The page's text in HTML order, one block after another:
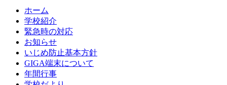
ホーム
学校紹介
緊急時の対応
お知らせ
いじめ防止基本方針
GIGA端末について
年間行事